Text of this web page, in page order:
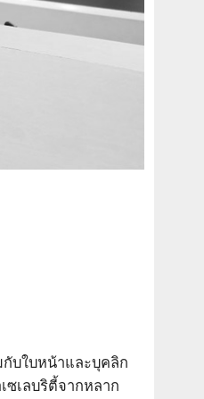
กับใบหน้าและบุคลิก
เลบริตี้จากหลาก